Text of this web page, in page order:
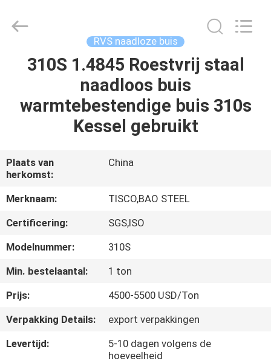
HUIS
PRODUCTEN
ONS
FABRIEKSREIS
KWALITEITSCONTROLE
CONTACTEER
ONS
NIEUWS
INDUSTRIAL
LIMITED.
RVS naadloze buis
310S 1.4845 Roestvrij staal
naadloos buis
warmtebestendige buis 310s
Kessel gebruikt
Plaats van
herkomst:
China
Merknaam:
TISCO,BAO STEEL
Certificering:
SGS,ISO
Modelnummer:
310S
Min. bestelaantal:
1 ton
Prijs:
4500-5500 USD/Ton
Verpakking Details:
export verpakkingen
Levertijd:
5-10 dagen volgens de
hoeveelheid